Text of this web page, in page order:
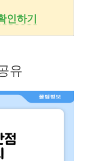
인하기
유